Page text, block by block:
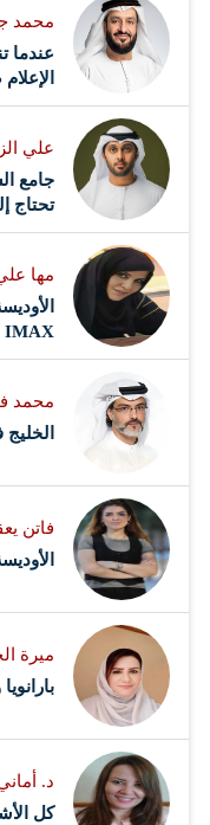
محمد
عندما
علي
جامع
تحتاج
مها
IMAX
محمد
فاتن
ميرة
د.
كل